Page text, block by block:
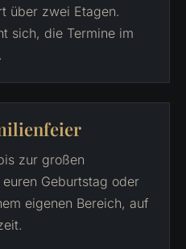
über zwei Etagen.
sich, die Termine im
zur großen
Geburtstag oder
eigenen Bereich, auf